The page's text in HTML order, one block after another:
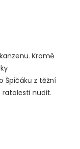
Kromě
Špičáku z těžní
ratolesti nudit.